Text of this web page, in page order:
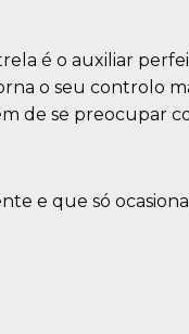
é o auxiliar
o seu controlo
de se preocupar
e que só